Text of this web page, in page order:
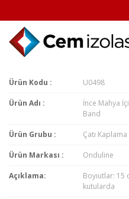
Ürün Kodu : U0498
Ürün Adı :
İnce Mahya
Band
Ürün Grubu : Çatı Kaplama
Ürün Markası : Onduline
Açıklama:
Boyıutlar:
kutularda